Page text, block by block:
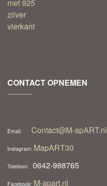
CONTACT OPNEMEN
Email: Contact@M-apART.nl
Instagram: MapART30
Telefoon: 0642-988765
Facebook: M-apart.nl